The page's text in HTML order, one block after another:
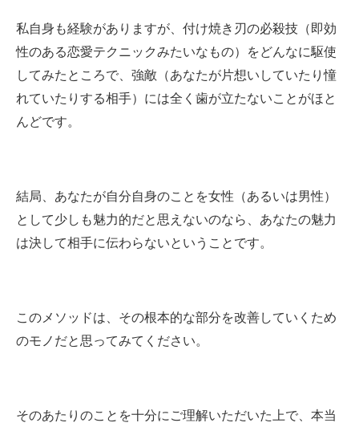
私自身も経験がありますが、付け焼き刃の必殺技（即効
性のある恋愛テクニックみたいなもの）をどんなに駆使
してみたところで、強敵（あなたが片想いしていたり憧
れていたりする相手）には全く歯が立たないことがほと
んどです。
結局、あなたが自分自身のことを女性（あるいは男性）
として少しも魅力的だと思えないのなら、あなたの魅力
は決して相手に伝わらないということです。
このメソッドは、その根本的な部分を改善していくため
のモノだと思ってみてください。
そのあたりのことを十分にご理解いただいた上で、本当